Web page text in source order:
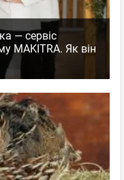
— сервіс
MAKITRA. Як він